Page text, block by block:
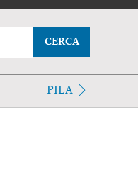
CERCA
PILA